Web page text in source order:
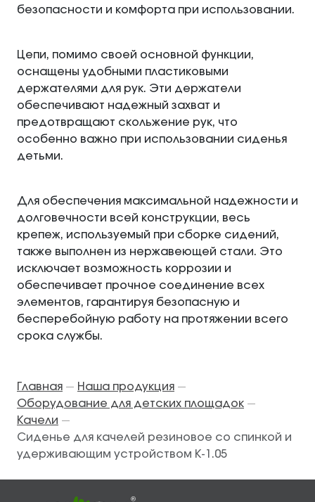
безопасности и комфорта при использовании.
Цепи, помимо своей основной функции,
оснащены удобными пластиковыми
держателями для рук. Эти держатели
обеспечивают надежный захват и
предотвращают скольжение рук, что
особенно важно при использовании сиденья
детьми.
Для обеспечения максимальной надежности и
долговечности всей конструкции, весь
крепеж, используемый при сборке сидений,
также выполнен из нержавеющей стали. Это
исключает возможность коррозии и
обеспечивает прочное соединение всех
элементов, гарантируя безопасную и
бесперебойную работу на протяжении всего
срока службы.
Главная — Наша продукция —
Оборудование для детских площадок —
Качели —
Сиденье для качелей резиновое со спинкой и
удерживающим устройством К-1.05